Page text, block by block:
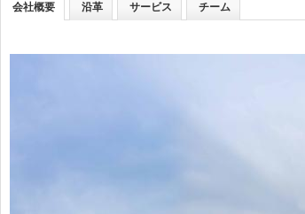
会社概要 沿革 サービス チーム